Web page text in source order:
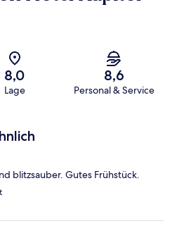
8,0
Lage
8,6
Personal & Service
blitzsauber. Gutes Frühstück.